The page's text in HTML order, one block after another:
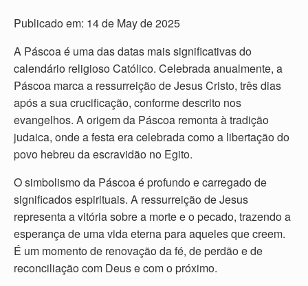
Publicado em: 14 de May de 2025
A Páscoa é uma das datas mais significativas do
calendário religioso Católico. Celebrada anualmente, a
Páscoa marca a ressurreição de Jesus Cristo, três dias
após a sua crucificação, conforme descrito nos
evangelhos. A origem da Páscoa remonta à tradição
judaica, onde a festa era celebrada como a libertação do
povo hebreu da escravidão no Egito.
O simbolismo da Páscoa é profundo e carregado de
significados espirituais. A ressurreição de Jesus
representa a vitória sobre a morte e o pecado, trazendo a
esperança de uma vida eterna para aqueles que creem.
É um momento de renovação da fé, de perdão e de
reconciliação com Deus e com o próximo.